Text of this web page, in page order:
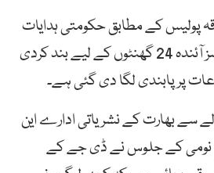
پولیس کے مطابق حکومتی ہدایات
پر موبائل و انٹرنیٹ سروسز آئندہ 24 گھنٹوں کے لیے بند کردی
پر پابندی لگا دی گئی ہے۔
سے بھارت کے نشریاتی ادارے این
نومی کے جلوس نے ڈی جے کے